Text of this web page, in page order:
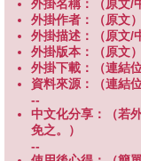
外掛名稱：（原文/
外掛作者：（原文）
外掛描述：（原文/
外掛版本：（原文）
外掛下載：（連結位
資料來源：（連結位
--
中文化分享：（若
免之。）
--